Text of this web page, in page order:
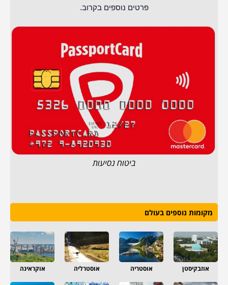
פרטים נוספים בקרוב.
ביטוח נסיעות
מקומות נוספים בעולם
אוזבקיסטן אוסטריה אוסטרליה אוקראינה